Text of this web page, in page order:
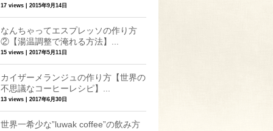
17 views 2015年9月14日
なんちゃってエスプレッソの作り方
②【湯温調整で淹れる方法】...
15 views 2017年5月11日
カイザーメランジュの作り方【世界の
不思議なコーヒーレシピ】...
13 views 2017年6月30日
世界一希少な”luwak coffee”の飲み方